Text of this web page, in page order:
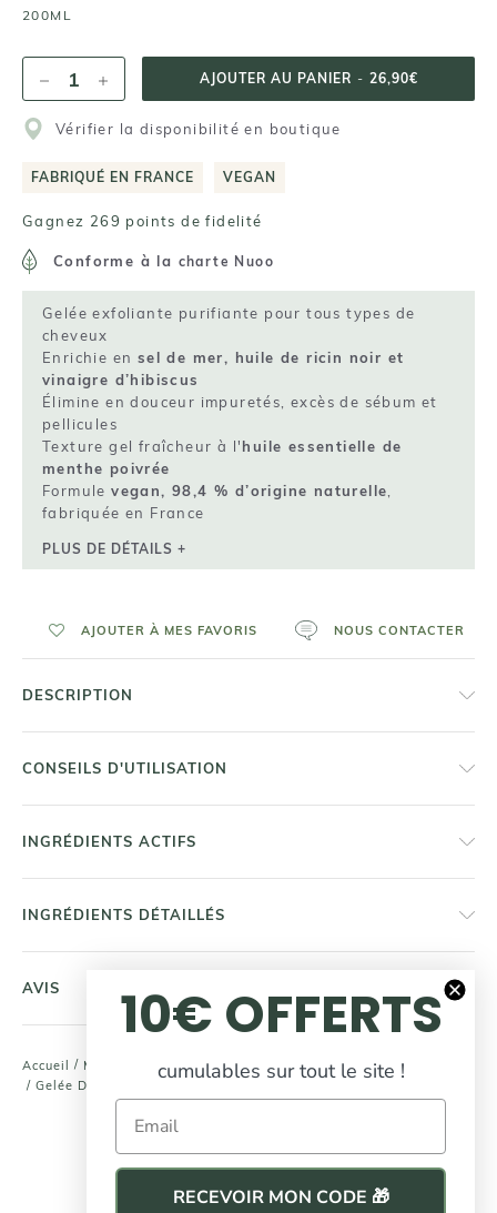
Accueil / Masques & Soins Cheveux
Masques Cuir Chevelu
/ Gelée Détox Gommage Cuir Chevelu
200ML
AJOUTER AU PANIER - 26,90€
Vérifier la disponibilité en boutique
FABRIQUÉ EN FRANCE VEGAN
Gagnez 269 points de fidelité
Conforme à la charte Nuoo
Gelée exfoliante purifiante pour tous types de
cheveux
Enrichie en sel de mer, huile de ricin noir et
vinaigre d’hibiscus
Élimine en douceur impuretés, excès de sébum et
pellicules
Texture gel fraîcheur à l'huile essentielle de
menthe poivrée
Formulevegan, 98,4 % d’origine naturelle
fabriquée en France
PLUS DE DÉTAILS +
AJOUTER À MES FAVORIS NOUS CONTACTER
DESCRIPTION
CONSEILS D'UTILISATION
INGRÉDIENTS ACTIFS
INGRÉDIENTS DÉTAILLÉS
AVIS
votre routine beauté
10€ OFFERTS
cumulables sur tout le site !
Email
RECEVOIR MON CODE 🎁